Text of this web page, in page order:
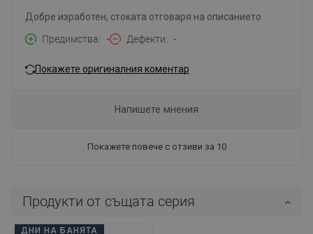
Добре изработен, стоката отговаря на описанието
Предимства
- Дефекти -
Покажете оригиналния коментар
Покажете повече с отзиви за 10
Напишете мнения
Продукти от същата серия
ДНИ НА БАНЯТА